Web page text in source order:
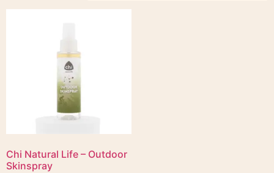
Chi Natural Life – Outdoor
Skinspray